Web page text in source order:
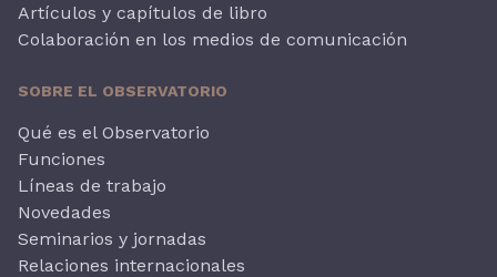
Artículos y capítulos de libro
Colaboración en los medios de comunicación
SOBRE EL OBSERVATORIO
Qué es el Observatorio
Funciones
Líneas de trabajo
Novedades
Seminarios y jornadas
Relaciones internacionales